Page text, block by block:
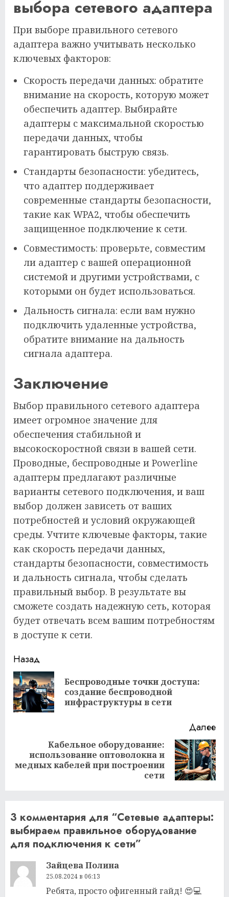
выбора сетевого адаптера
При выборе правильного сетевого
адаптера важно учитывать несколько
ключевых факторов:
Скорость передачи данных: обратите
внимание на скорость, которую может
обеспечить адаптер. Выбирайте
адаптеры с максимальной скоростью
передачи данных, чтобы
гарантировать быструю связь.
Стандарты безопасности: убедитесь,
что адаптер поддерживает
современные стандарты безопасности,
такие как WPA2, чтобы обеспечить
защищенное подключение к сети.
Совместимость: проверьте, совместим
ли адаптер с вашей операционной
системой и другими устройствами, с
которыми он будет использоваться.
Дальность сигнала: если вам нужно
подключить удаленные устройства,
обратите внимание на дальность
сигнала адаптера.
Заключение
Выбор правильного сетевого адаптера
имеет огромное значение для
обеспечения стабильной и
высокоскоростной связи в вашей сети.
Проводные, беспроводные и Powerline
адаптеры предлагают различные
варианты сетевого подключения, и ваш
выбор должен зависеть от ваших
потребностей и условий окружающей
среды. Учтите ключевые факторы, такие
как скорость передачи данных,
стандарты безопасности, совместимость
и дальность сигнала, чтобы сделать
правильный выбор. В результате вы
сможете создать надежную сеть, которая
будет отвечать всем вашим потребностям
в доступе к сети.
Продолжить
чтение
Назад
Беспроводные точки доступа:
создание беспроводной
инфраструктуры в сети
Далее
Следующая
запись:
Кабельное оборудование:
использование оптоволокна и
медных кабелей при построении
сети
3 комментария для “Сетевые адаптеры:
выбираем правильное оборудование
для подключения к сети”
Зайцева Полина
25.08.2024 в 06:13
Ребята, просто офигенный гайд! 😍💻